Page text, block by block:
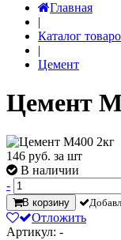
Главная
|
Каталог
|
Цемент
Цемент
146 руб. за шт
В наличии
-
В корзину
Отложить
Артикул: -